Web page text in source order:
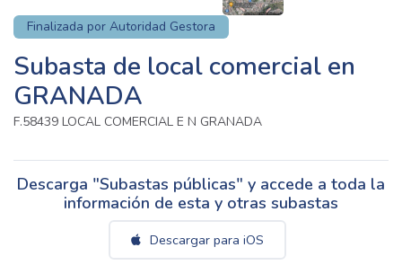
Finalizada por Autoridad Gestora
Subasta de local comercial en
GRANADA
F.58439 LOCAL COMERCIAL E N GRANADA
Descarga "Subastas públicas" y accede a toda la
información de esta y otras subastas
Descargar para iOS